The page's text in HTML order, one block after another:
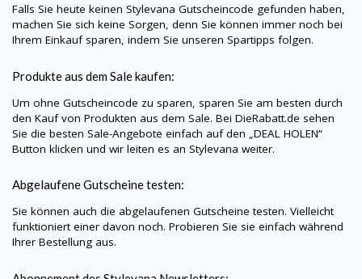
Falls Sie heute keinen Stylevana Gutscheincode gefunden haben,
machen Sie sich keine Sorgen, denn Sie können immer noch bei
Ihrem Einkauf sparen, indem Sie unseren Spartipps folgen.
Produkte aus dem Sale kaufen:
Um ohne Gutscheincode zu sparen, sparen Sie am besten durch
den Kauf von Produkten aus dem Sale. Bei DieRabatt.de sehen
Sie die besten Sale-Angebote einfach auf den „DEAL HOLEN“
Button klicken und wir leiten es an Stylevana weiter.
Abgelaufene Gutscheine testen:
Sie können auch die abgelaufenen Gutscheine testen. Vielleicht
funktioniert einer davon noch. Probieren Sie sie einfach während
Ihrer Bestellung aus.